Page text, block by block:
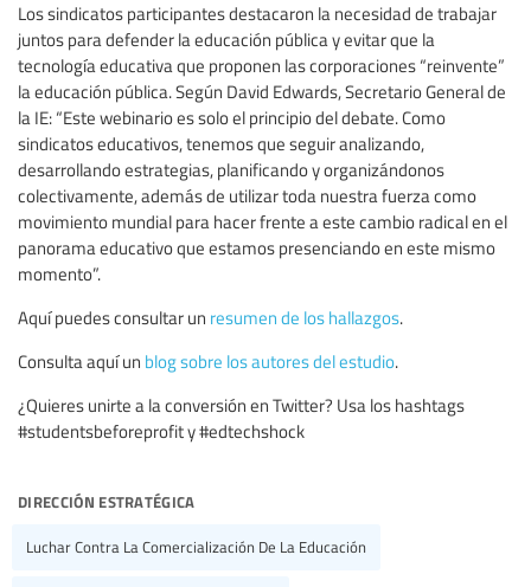
Los sindicatos participantes destacaron la necesidad de trabajar
juntos para defender la educación pública y evitar que la
tecnología educativa que proponen las corporaciones “reinvente”
la educación pública. Según David Edwards, Secretario General de
la IE: “Este webinario es solo el principio del debate. Como
sindicatos educativos, tenemos que seguir analizando,
desarrollando estrategias, planificando y organizándonos
colectivamente, además de utilizar toda nuestra fuerza como
movimiento mundial para hacer frente a este cambio radical en el
panorama educativo que estamos presenciando en este mismo
momento”.
Aquí puedes consultar un resumen de los hallazgos.
Consulta aquí un blog sobre los autores del estudio.
¿Quieres unirte a la conversión en Twitter? Usa los hashtags
#studentsbeforeprofit y #edtechshock
dirección estratégica
Luchar Contra La Comercialización De La Educación